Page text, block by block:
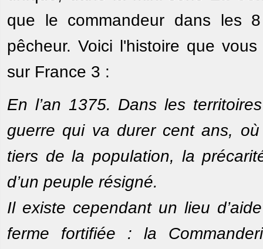
que le commandeur dans les
pêcheur. Voici l'histoire que
sur France 3 :
En l’an 1375. Dans les
guerre qui va durer cent ans,
tiers de la population, la
d’un peuple résigné.
Il existe cependant un lieu
ferme fortifiée : la